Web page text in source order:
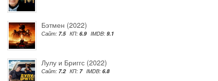
Бэтмен (2022)
Сайт: 7.5 КП: 6.9 IMDB: 9.1
Лулу и Бриггс (2022)
Сайт: 7.2 КП: 7 IMDB: 6.8